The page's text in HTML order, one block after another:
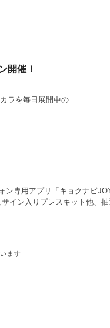
開催！
ラを毎日展開中の
専用アプリ「キョクナビ
イン入りプレスキット他、抽
ます